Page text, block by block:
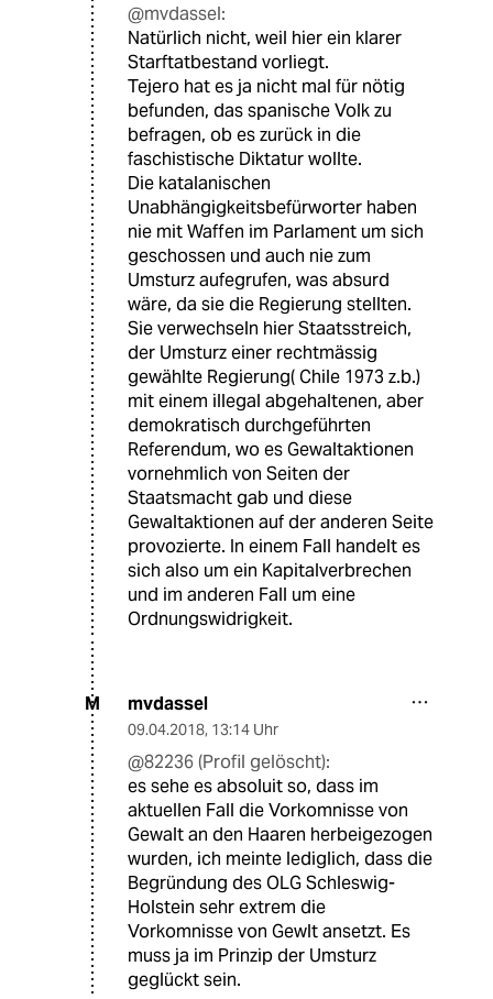
@mvdassel:
Natürlich nicht, weil hier ein klarer
Starftatbestand vorliegt.
Tejero hat es ja nicht mal für nötig
befunden, das spanische Volk zu
befragen, ob es zurück in die
faschistische Diktatur wollte.
Die katalanischen
Unabhängigkeitsbefürworter haben
nie mit Waffen im Parlament um sich
geschossen und auch nie zum
Umsturz aufegrufen, was absurd
wäre, da sie die Regierung stellten.
Sie verwechseln hier Staatsstreich,
der Umsturz einer rechtmässig
gewählte Regierung( Chile 1973 z.b.)
mit einem illegal abgehaltenen, aber
demokratisch durchgeführten
Referendum, wo es Gewaltaktionen
vornehmlich von Seiten der
Staatsmacht gab und diese
Gewaltaktionen auf der anderen Seite
provozierte. In einem Fall handelt es
sich also um ein Kapitalverbrechen
und im anderen Fall um eine
Ordnungswidrigkeit.
M mvdassel
09.04.2018, 13:14 Uhr
@82236 (Profil gelöscht):
es sehe es absoluit so, dass im
aktuellen Fall die Vorkomnisse von
Gewalt an den Haaren herbeigezogen
wurden, ich meinte lediglich, dass die
Begründung des OLG Schleswig-
Holstein sehr extrem die
Vorkomnisse von Gewlt ansetzt. Es
muss ja im Prinzip der Umsturz
geglückt sein.